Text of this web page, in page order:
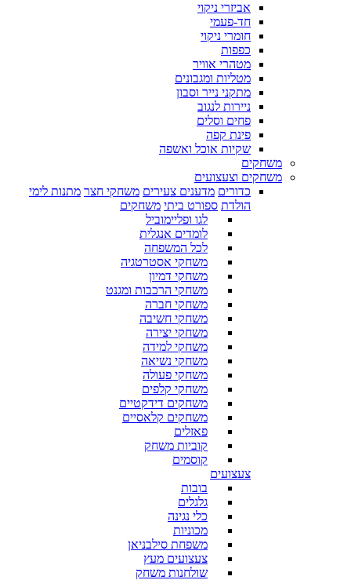
אביזרי ניקוי
חד-פעמי
חומרי ניקוי
כפפות
מטהרי אוויר
מטליות ומגבונים
מתקני נייר וסבון
ניירות לנגוב
פחים וסלים
פינת קפה
שקיות אוכל ואשפה
משחקים
משחקים וצעצועים
כדורים מדענים צעירים משחקי חצר מתנות לימי
הולדת ספורט ביתי משחקים
לגו ופליימוביל
לומדים אנגלית
לכל המשפחה
משחקי אסטרטגיה
משחקי דמיון
משחקי הרכבות ומגנט
משחקי חברה
משחקי חשיבה
משחקי יצירה
משחקי למידה
משחקי נשיאה
משחקי פעולה
משחקי קלפים
משחקים דידקטיים
משחקים קלאסיים
פאזלים
קוביות משחק
קוסמים
צעצועים
בובות
גלגלים
כלי נגינה
מכוניות
משפחת סילבניאן
צעצועים מעץ
שולחנות משחק